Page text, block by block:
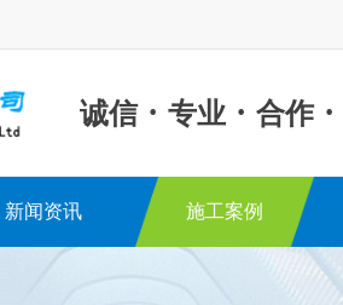
诚信 · 专业 · 合作 ·
新闻资讯 施工案例